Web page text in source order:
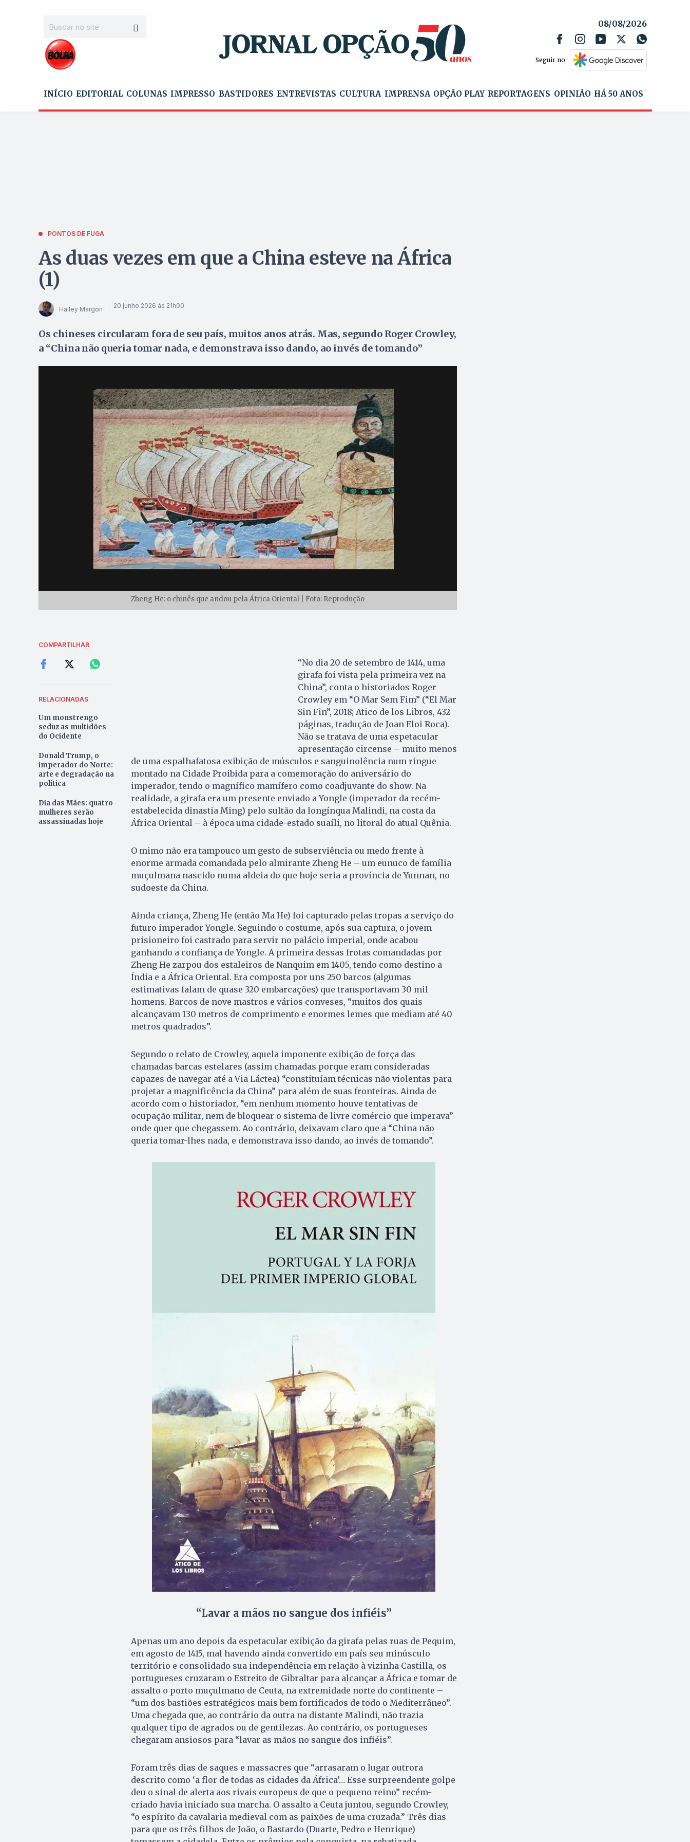
08/08/2026
Seguir no
INÍCIO EDITORIAL COLUNAS IMPRESSO BASTIDORES ENTREVISTAS CULTURA IMPRENSA OPÇÃO PLAY REPORTAGENS OPINIÃO HÁ 50 ANOS
PONTOS DE FUGA
As duas vezes em que a China esteve na África
(1)
Halley Margon 20 junho 2026 às 21h00
Os chineses circularam fora de seu país, muitos anos atrás. Mas, segundo Roger Crowley,
a “China não queria tomar nada, e demonstrava isso dando, ao invés de tomando”
Zheng He: o chinês que andou pela África Oriental | Foto: Reprodução
COMPARTILHAR
RELACIONADAS
Um monstrengo
seduz as multidões
do Ocidente
Donald Trump, o
imperador do Norte:
arte e degradação na
política
Dia das Mães: quatro
mulheres serão
assassinadas hoje
“No dia 20 de setembro de 1414, uma
girafa foi vista pela primeira vez na
China”, conta o historiados Roger
Crowley em “O Mar Sem Fim” (“El Mar
Sin Fin”, 2018; Atico de los Libros, 432
páginas, tradução de Joan Eloi Roca).
Não se tratava de uma espetacular
apresentação circense – muito menos
de uma espalhafatosa exibição de músculos e sanguinolência num ringue
montado na Cidade Proibida para a comemoração do aniversário do
imperador, tendo o magnífico mamífero como coadjuvante do show. Na
realidade, a girafa era um presente enviado a Yongle (imperador da recém-
estabelecida dinastia Ming) pelo sultão da longínqua Malindi, na costa da
África Oriental – à época uma cidade-estado suaíli, no litoral do atual Quênia.
O mimo não era tampouco um gesto de subserviência ou medo frente à
enorme armada comandada pelo almirante Zheng He – um eunuco de família
muçulmana nascido numa aldeia do que hoje seria a província de Yunnan, no
sudoeste da China.
Ainda criança, Zheng He (então Ma He) foi capturado pelas tropas a serviço do
futuro imperador Yongle. Seguindo o costume, após sua captura, o jovem
prisioneiro foi castrado para servir no palácio imperial, onde acabou
ganhando a confiança de Yongle. A primeira dessas frotas comandadas por
Zheng He zarpou dos estaleiros de Nanquim em 1405, tendo como destino a
Índia e a África Oriental. Era composta por uns 250 barcos (algumas
estimativas falam de quase 320 embarcações) que transportavam 30 mil
homens. Barcos de nove mastros e vários conveses, “muitos dos quais
alcançavam 130 metros de comprimento e enormes lemes que mediam até 40
metros quadrados”.
Segundo o relato de Crowley, aquela imponente exibição de força das
chamadas barcas estelares (assim chamadas porque eram consideradas
capazes de navegar até a Via Láctea) “constituíam técnicas não violentas para
projetar a magnificência da China” para além de suas fronteiras. Ainda de
acordo com o historiador, “em nenhum momento houve tentativas de
ocupação militar, nem de bloquear o sistema de livre comércio que imperava”
onde quer que chegassem. Ao contrário, deixavam claro que a “China não
queria tomar-lhes nada, e demonstrava isso dando, ao invés de tomando”.
“Lavar a mãos no sangue dos infiéis”
Apenas um ano depois da espetacular exibição da girafa pelas ruas de Pequim,
em agosto de 1415, mal havendo ainda convertido em país seu minúsculo
território e consolidado sua independência em relação à vizinha Castilla, os
portugueses cruzaram o Estreito de Gibraltar para alcançar a África e tomar de
assalto o porto muçulmano de Ceuta, na extremidade norte do continente –
“um dos bastiões estratégicos mais bem fortificados de todo o Mediterrâneo”.
Uma chegada que, ao contrário da outra na distante Malindi, não trazia
qualquer tipo de agrados ou de gentilezas. Ao contrário, os portugueses
chegaram ansiosos para “lavar as mãos no sangue dos infiéis”.
Foram três dias de saques e massacres que “arrasaram o lugar outrora
descrito como ‘a flor de todas as cidades da África’… Esse surpreendente golpe
deu o sinal de alerta aos rivais europeus de que o pequeno reino” recém-
criado havia iniciado sua marcha. O assalto a Ceuta juntou, segundo Crowley,
“o espírito da cavalaria medieval com as paixões de uma cruzada.” Três dias
para que os três filhos de João, o Bastardo (Duarte, Pedro e Henrique)